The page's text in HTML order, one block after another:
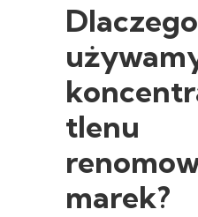
Dlaczego
tlenu
marek?